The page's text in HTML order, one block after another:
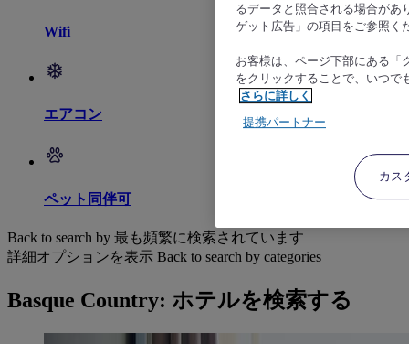
Wifi
エアコン
ペット同伴可
Back to search by 最も頻繁に検索されています
詳細オプションを表示 Back to search by categories
Basque Country: ホテルを検索する
るデータと照合される場合があ
ゲット広告」の項目をご参照く
お客様は、ページ下部にある「
をクリックすることで、いつで
さらに詳しく
提携パートナー
カス